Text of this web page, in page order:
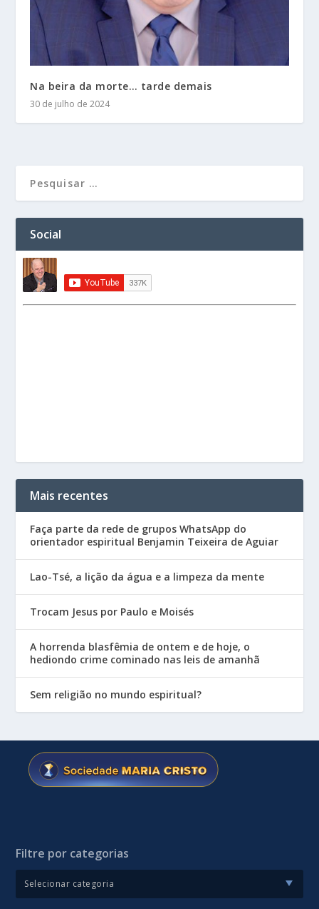
Na beira da morte… tarde demais
30 de julho de 2024
Social
Mais recentes
Faça parte da rede de grupos WhatsApp do
orientador espiritual Benjamin Teixeira de Aguiar
Lao-Tsé, a lição da água e a limpeza da mente
Trocam Jesus por Paulo e Moisés
A horrenda blasfêmia de ontem e de hoje, o
hediondo crime cominado nas leis de amanhã
Sem religião no mundo espiritual?
Filtre por categorias